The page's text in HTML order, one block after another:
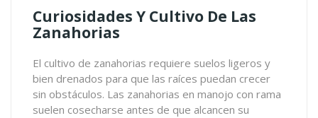
Curiosidades Y Cultivo De Las
Zanahorias
El cultivo de zanahorias requiere suelos ligeros y
bien drenados para que las raíces puedan crecer
sin obstáculos. Las zanahorias en manojo con rama
suelen cosecharse antes de que alcancen su